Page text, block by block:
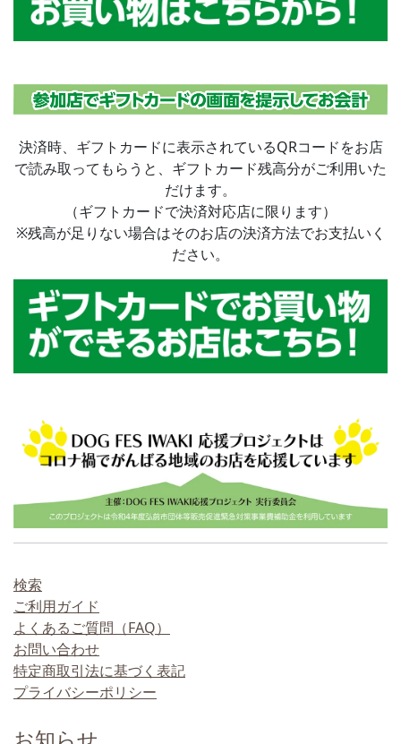
決済時、ギフトカードに表示されているQRコードをお店
で読み取ってもらうと、ギフトカード残高分がご利用いた
だけます。
（ギフトカードで決済対応店に限ります）
※残高が足りない場合はそのお店の決済方法でお支払いく
ださい。
検索
ご利用ガイド
よくあるご質問（FAQ）
お問い合わせ
特定商取引法に基づく表記
プライバシーポリシー